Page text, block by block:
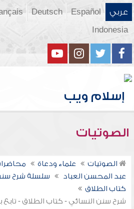
عربي Español
Deutsch
Indonesia
الصوتيات
الصوتيات علماء ودعاة
عبد المحسن العباد
سلسلة شرح
كتاب الطلاق
شرح سنن النسائي - كتاب الطلاق -